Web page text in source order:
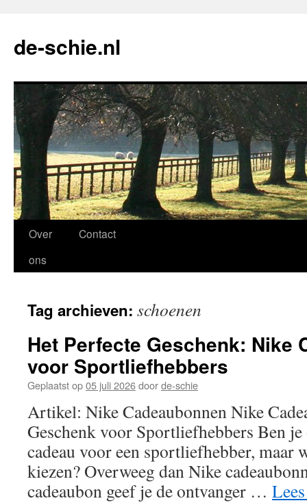
de-schie.nl
Spring
naar
inhoud
Over
ons
Contact
Tag archieven: schoenen
Het Perfecte Geschenk: Nike
voor Sportliefhebbers
Geplaatst op05 juli 2026doorde-schie
Artikel: Nike Cadeaubonnen Nike
Geschenk voor Sportliefhebbers Ben je
cadeau voor een sportliefhebber, maar
kiezen? Overweeg dan Nike
cadeaubon geef je de ontvanger …